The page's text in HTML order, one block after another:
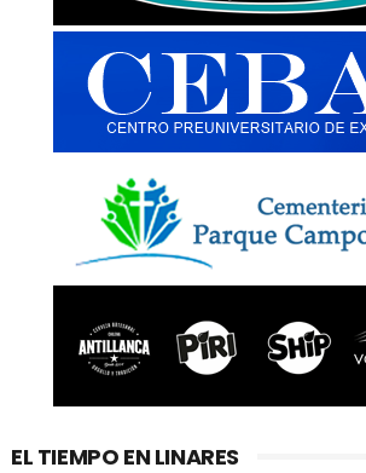
EL TIEMPO EN LINARES